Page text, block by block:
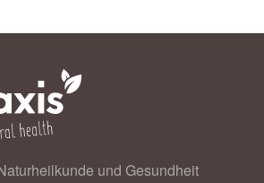
und Gesundheit